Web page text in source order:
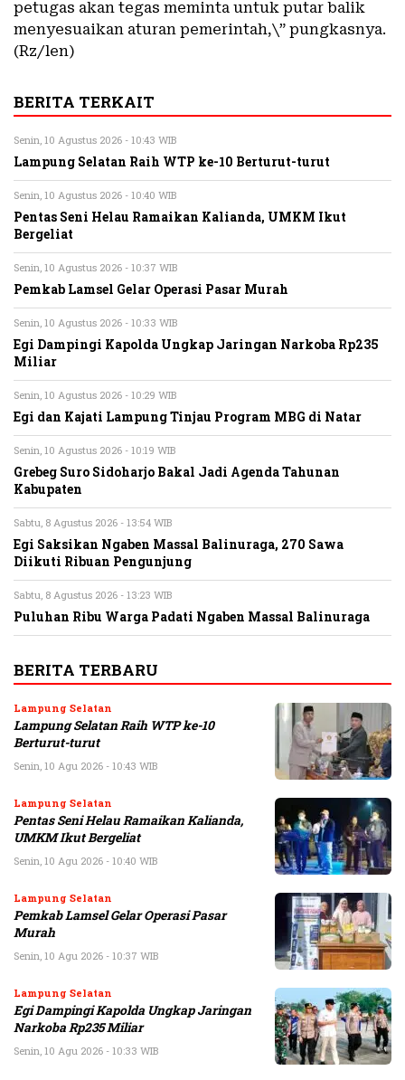
petugas akan tegas meminta untuk putar balik
menyesuaikan aturan pemerintah,\” pungkasnya.
(Rz/len)
BERITA TERKAIT
Senin, 10 Agustus 2026 - 10:43 WIB
Lampung Selatan Raih WTP ke-10 Berturut-turut
Senin, 10 Agustus 2026 - 10:40 WIB
Pentas Seni Helau Ramaikan Kalianda, UMKM Ikut
Bergeliat
Senin, 10 Agustus 2026 - 10:37 WIB
Pemkab Lamsel Gelar Operasi Pasar Murah
Senin, 10 Agustus 2026 - 10:33 WIB
Egi Dampingi Kapolda Ungkap Jaringan Narkoba Rp235
Miliar
Senin, 10 Agustus 2026 - 10:29 WIB
Egi dan Kajati Lampung Tinjau Program MBG di Natar
Senin, 10 Agustus 2026 - 10:19 WIB
Grebeg Suro Sidoharjo Bakal Jadi Agenda Tahunan
Kabupaten
Sabtu, 8 Agustus 2026 - 13:54 WIB
Egi Saksikan Ngaben Massal Balinuraga, 270 Sawa
Diikuti Ribuan Pengunjung
Sabtu, 8 Agustus 2026 - 13:23 WIB
Puluhan Ribu Warga Padati Ngaben Massal Balinuraga
BERITA TERBARU
Lampung Selatan
Lampung Selatan Raih WTP ke-10
Berturut-turut
Senin, 10 Agu 2026 - 10:43 WIB
Lampung Selatan
Pentas Seni Helau Ramaikan Kalianda,
UMKM Ikut Bergeliat
Senin, 10 Agu 2026 - 10:40 WIB
Lampung Selatan
Pemkab Lamsel Gelar Operasi Pasar
Murah
Senin, 10 Agu 2026 - 10:37 WIB
Lampung Selatan
Egi Dampingi Kapolda Ungkap Jaringan
Narkoba Rp235 Miliar
Senin, 10 Agu 2026 - 10:33 WIB